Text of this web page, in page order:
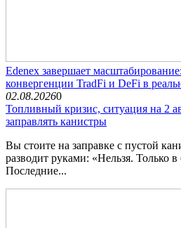
Edenex завершает
конвергенции TradFi и DeFi в
02.08.20260
Топливный кризис, ситуация на 2
заправлять канистры
Вы стоите на заправке с пустой
разводит руками: «Нельзя. Только
Последние...